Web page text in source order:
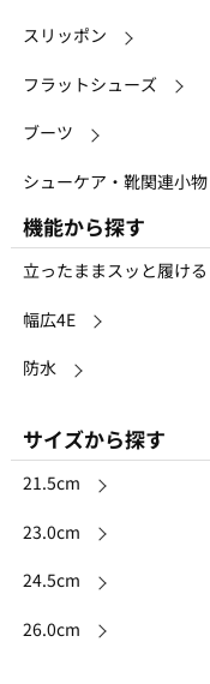
スリッポン
フラットシューズ
ブーツ
シューケア・靴関連小物
機能から探す
立ったままスッと履ける
幅広4E
防水
サイズから探す
21.5cm
23.0cm
24.5cm
26.0cm